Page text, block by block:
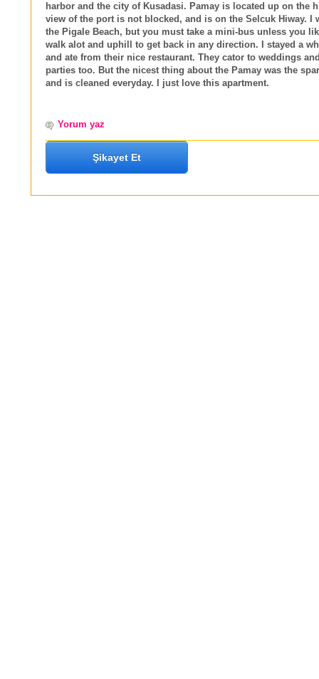
harbor and the city of Kusadasi. Pamay is located up on the
view of the port is not blocked, and is on the Selcuk Hiway. I
the Pigale Beach, but you must take a mini-bus unless you
walk alot and uphill to get back in any direction. I stayed a
and ate from their nice restaurant. They cator to weddings
parties too. But the nicest thing about the Pamay was the
and is cleaned everyday. I just love this apartment.
Yorum yaz
Şikayet Et